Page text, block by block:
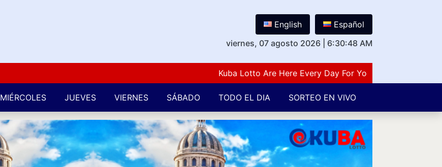
English
Español
viernes, 07 agosto 2026
6:30:48 AM
Kuba Lotto Are Here Every Day For You Lovers Of Number
MIÉRCOLES JUEVES VIERNES SÁBADO TODO EL DIA SORTEO EN VIVO